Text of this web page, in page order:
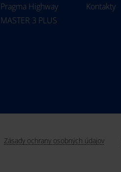
Pragma Highway
MASTER 3 PLUS
Kontakty
Zásady ochrany osobných údajov